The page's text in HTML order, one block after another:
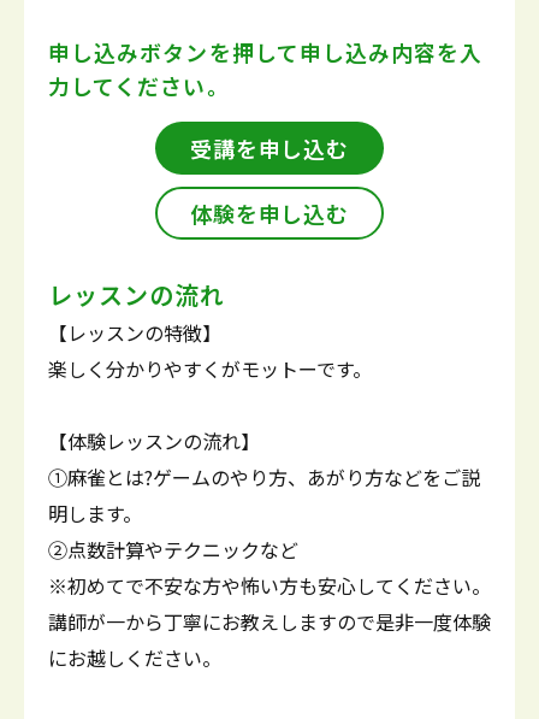
申し込みボタンを押して申し込み内容を入
力してください。
受講を申し込む
体験を申し込む
レッスンの流れ
【レッスンの特徴】
楽しく分かりやすくがモットーです。
【体験レッスンの流れ】
①麻雀とは?ゲームのやり方、あがり方などをご説
明します。
②点数計算やテクニックなど
※初めてで不安な方や怖い方も安心してください。
講師が一から丁寧にお教えしますので是非一度体験
にお越しください。